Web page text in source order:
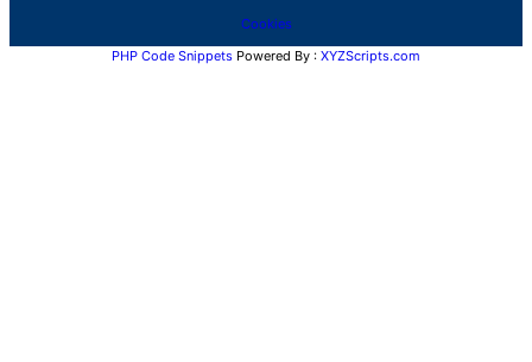
Cookies
PHP Code Snippets Powered By : XYZScripts.com